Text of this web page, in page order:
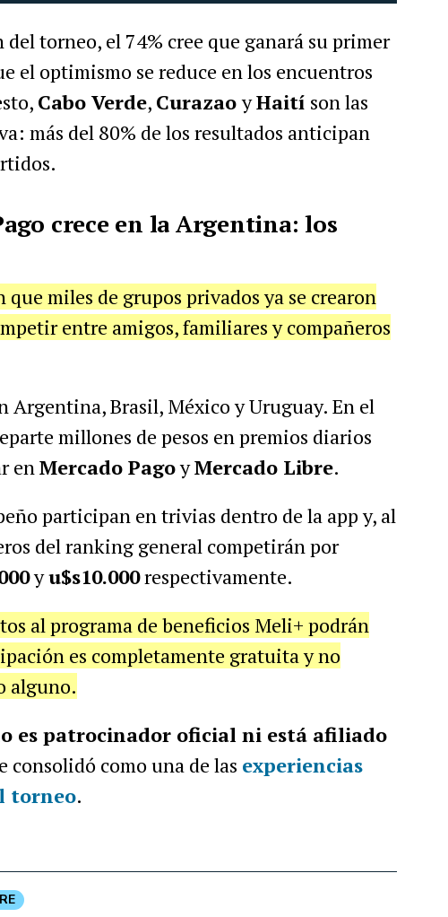
torneo, el 74% cree que ganará su primer
el optimismo se reduce en los encuentros
Cabo Verde, CurazaoyHaití son las
más del 80% de los resultados anticipan
crece en la Argentina: los
miles de grupos privados ya se crearon
entre amigos, familiares y compañeros
Argentina, Brasil, México y Uruguay. En el
millones de pesos en premios diarios
enMercado PagoyMercado Libre.
participan en trivias dentro de la app y, al
del ranking general competirán por
yu$s10.000respectivamente.
al programa de beneficios Meli+ podrán
es completamente gratuita y no
alguno.
es patrocinador oficial ni está afiliado
consolidó como una de las experiencias
torneo.